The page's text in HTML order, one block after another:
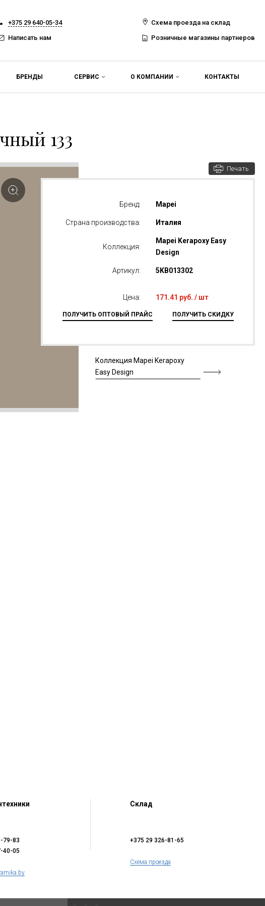
+375 29 640-05-34
Написать нам
Схема проезда на склад
Розничные магазины партнеров
БРЕНДЫ СЕРВИС О КОМПАНИИ КОНТАКТЫ
133
Бренд: Mapei
Страна производства: Италия
Коллекция:
Mapei Kerapoxy Easy
Design
Артикул: 5KB013302
Цена: 171.41 руб. / шт
ПОЛУЧИТЬ ОПТОВЫЙ ПРАЙС ПОЛУЧИТЬ СКИДКУ
Коллекция Mapei Kerapoxy
Easy Design
Печать
79-83
40-05
Склад
+375 29 326-81-65
Схема проезда